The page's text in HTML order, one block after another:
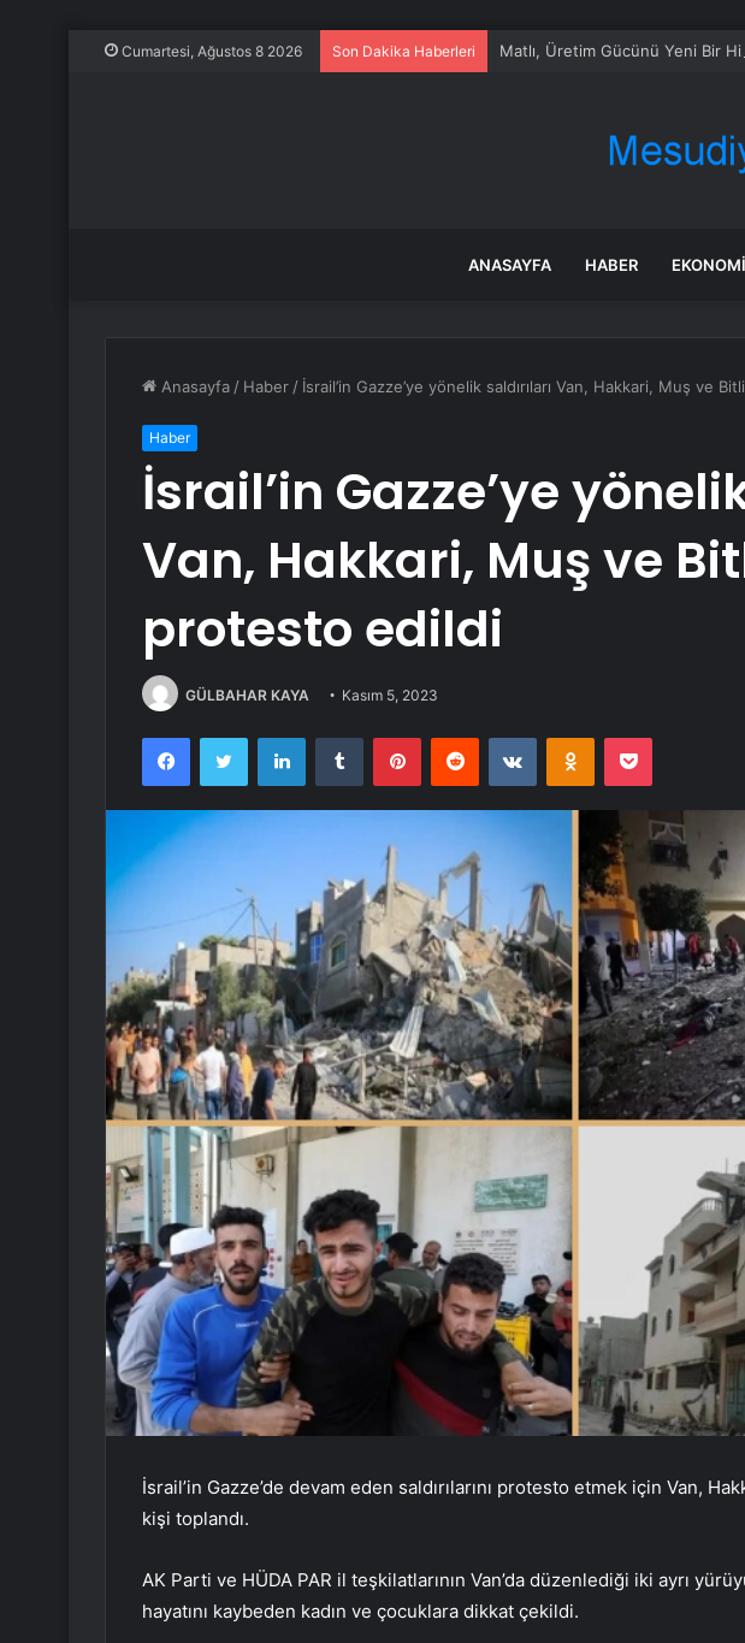
Cumartesi, Ağustos 8 2026 Son Dakika Haberleri Matlı, Üretim Gücünü Yeni Bir
ANASAYFA HABER EKONOMI
Anasayfa / Haber / İsrail’in Gazze’ye yönelik saldırıları Van, Hakkari, Muş ve
Haber
İsrail’in Gazze’ye
Van, Hakkari, Muş ve
protesto edildi
GÜLBAHAR KAYA Kasım 5, 2023
FacebookTwitter LinkedInTumblr PinterestReddit VKontakteOdnoklassniki
Pocket
İsrail’in Gazze’de devam eden saldırılarını protesto etmek için Van,
kişi toplandı.
AK Parti ve HÜDA PAR il teşkilatlarının Van’da düzenlediği iki ayrı
hayatını kaybeden kadın ve çocuklara dikkat çekildi.